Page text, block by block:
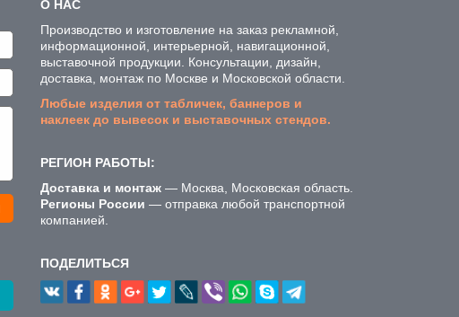
О НАС
Производство и изготовление на заказ рекламной,
информационной, интерьерной, навигационной,
выставочной продукции. Консультации, дизайн,
доставка, монтаж по Москве и Московской области.
Любые изделия от табличек, баннеров и
наклеек до вывесок и выставочных стендов.
РЕГИОН РАБОТЫ:
Доставка и монтаж — Москва, Московская область.
Регионы России — отправка любой транспортной
компанией.
ПОДЕЛИТЬСЯ